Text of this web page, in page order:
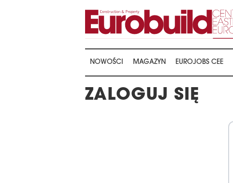
NOWOŚCI MAGAZYN EUROJOBS CEE
ZALOGUJ SIĘ